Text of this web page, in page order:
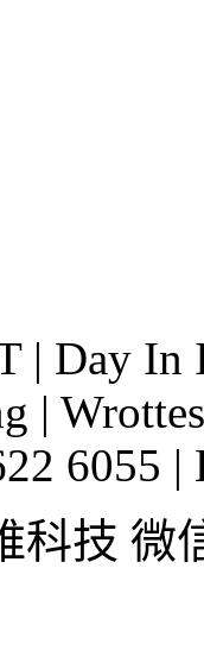
| Day In
|
6055 |
科技 微